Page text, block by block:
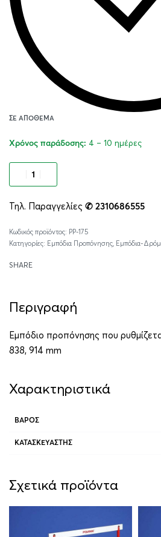
ΣΕ ΑΠΌΘΕΜΑ
Χρόνος παράδοσης: 4 – 10 ημέρες
Τηλ. Παραγγελίες ✆ 2310686555
PP-175
Κατηγορίες: Εμπόδια Προπόνησης Εμπόδια-
SHARE
Περιγραφή
Εμπόδιο προπόνησης που
838, 914 mm
Χαρακτηριστικά
ΒΆΡΟΣ
ΚΑΤΑΣΚΕΥΑΣΤΉΣ
Σχετικά προϊόντα